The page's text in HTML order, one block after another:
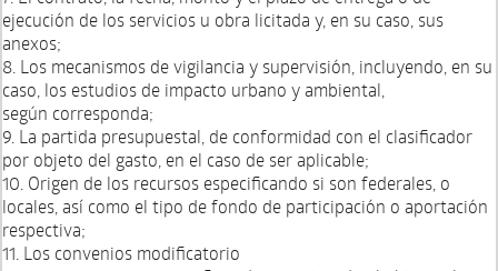
ejecución de los servicios u obra licitada y, en su caso, sus
anexos;
8. Los mecanismos de vigilancia y supervisión, incluyendo, en su
caso, los estudios de impacto urbano y ambiental,
según corresponda;
9. La partida presupuestal, de conformidad con el clasificador
por objeto del gasto, en el caso de ser aplicable;
10. Origen de los recursos especificando si son federales, o
locales, así como el tipo de fondo de participación o aportación
respectiva;
11. Los convenios modificatorio